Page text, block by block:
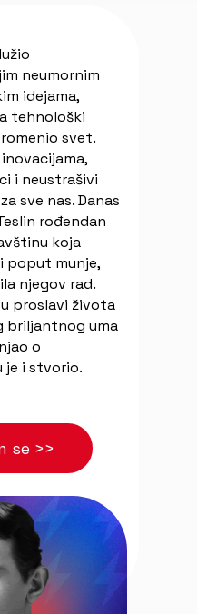
neumornim
idejama,
tehnološki
svet.
i neustrašivi
sve nas. Danas
rođendan
koja
poput munje,
njegov rad.
proslavi života
briljantnog uma
o
je i stvorio.
se >>